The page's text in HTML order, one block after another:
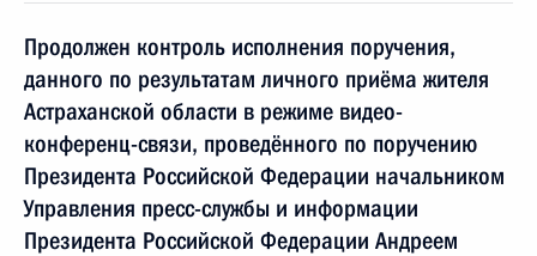
Продолжен контроль исполнения поручения,
данного по результатам личного приёма жителя
Астраханской области в режиме видео-
конференц-связи, проведённого по поручению
Президента Российской Федерации начальником
Управления пресс-службы и информации
Президента Российской Федерации Андреем